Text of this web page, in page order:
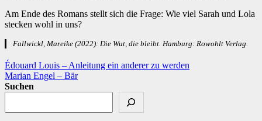
Am Ende des Romans stellt sich die Frage: Wie viel Sarah und Lola
stecken wohl in uns?
Fallwickl, Mareike (2022): Die Wut, die bleibt. Hamburg: Rowohlt Verlag.
Beitragsnavigation
Édouard Louis – Anleitung ein anderer zu werden
Marian Engel – Bär
Suchen